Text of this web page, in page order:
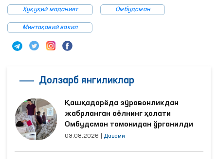
Ҳуқуқий маданият Омбудсман
Минтақавий вакил
Долзарб янгиликлар
Қашқадарёда зўравонликдан
жабрланган аёлнинг ҳолати
Омбудсман томонидан ўрганилди
03.08.2026 Давоми